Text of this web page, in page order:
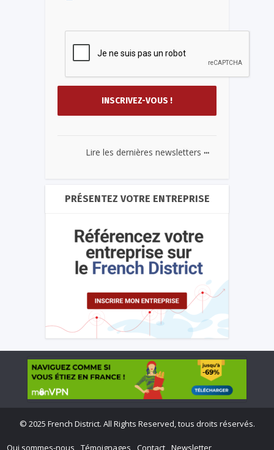
Lire les dernières newsletters ...
PRÉSENTEZ VOTRE ENTREPRISE
© 2025 French District. All Rights Reserved, tous droits réservés.
Qui sommes-nous Témoignages Contact Newsletter